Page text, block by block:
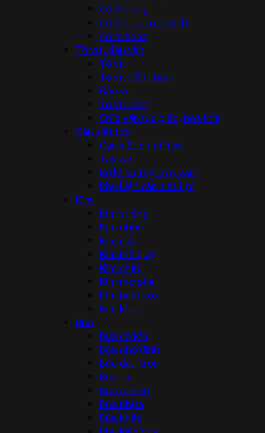
Cờ lê đóng
Cờ lê đai, cờ lê xích
Cờ lê khác
Tô vít, đầu vặn
Tô vít
Tô vít đầu khẩu
Đầu vít
Tô vít đóng
Chìa vặn lục giác, hoa khế
Cần siết lực
Cần siết chỉnh lực
Tay vặn
Bộ khẩu tuýt tay vặn
Phụ kiện cần siết lực
Kìm
Kìm vuông
Kìm nhọn
Kìm cắt
Kìm mỏ quạ
Kìm chết
Kìm mở phe
Kìm bấm cos
Kìm khác
Búa
Búa cơ khí
Búa nhổ đinh
Búa đầu tròn
Búa tạ
Búa cao su
Búa nhựa
Búa khác